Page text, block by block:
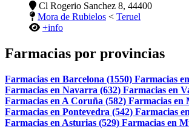
Cl Rogerio Sanchez 8, 44400
Mora de Rubielos < Teruel
+info
Farmacias por provincias
Farmacias en Barcelona (1550) Farmacias
Farmacias en Navarra (632) Farmacias en
Farmacias en A Coruña (582) Farmacias en
Farmacias en Pontevedra (542) Farmacias
Farmacias en Asturias (529) Farmacias en